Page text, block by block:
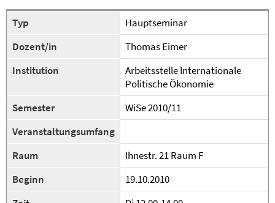
Typ
Hauptseminar
Dozent/in
Thomas Eimer
Institution
Arbeitsstelle Internationale
Politische Ökonomie
Semester
WiSe 2010/11
Veranstaltungsumfang
Raum
Ihnestr. 21 Raum F
Beginn
19.10.2010